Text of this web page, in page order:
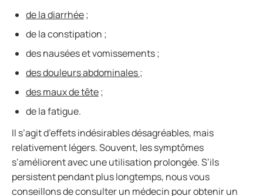
de la diarrhée;
de la constipation ;
des nausées et vomissements ;
des douleurs abdominales;
des maux de tête;
de la fatigue.
Il s’agit d’effets indésirables désagréables, mais
relativement légers. Souvent, les symptômes
s’améliorent avec une utilisation prolongée. S’ils
persistent pendant plus longtemps, nous vous
conseillons de consulter un médecin pour obtenir un